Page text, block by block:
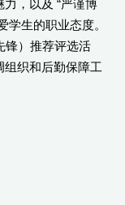
，以及 “严谨博
学生的职业态度。
）推荐评选活
织和后勤保障工